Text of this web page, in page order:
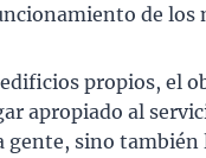
de los
propios, el
apropiado al
gente, sino también